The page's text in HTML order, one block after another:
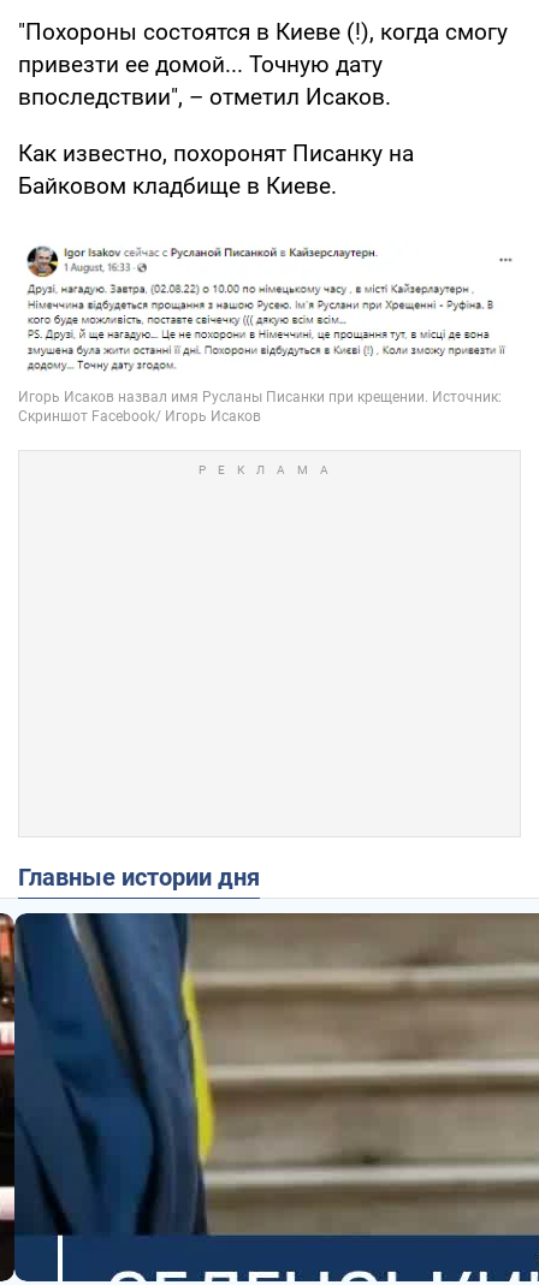
"Похороны состоятся в Киеве (!), когда смогу
привезти ее домой... Точную дату
впоследствии", – отметил Исаков.
Как известно, похоронят Писанку на
Байковом кладбище в Киеве.
Главные истории дня